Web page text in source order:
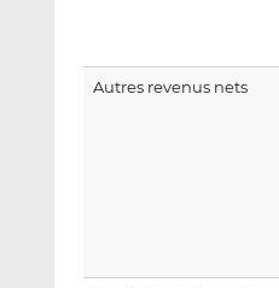
Autres revenus nets